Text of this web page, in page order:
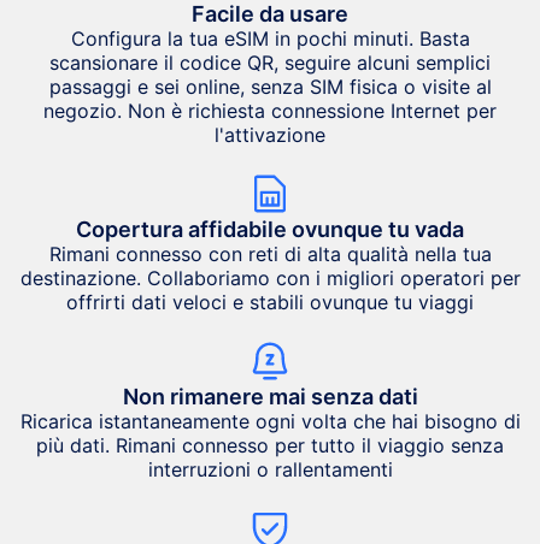
Facile da usare
Configura la tua eSIM in pochi minuti. Basta
scansionare il codice QR, seguire alcuni semplici
passaggi e sei online, senza SIM fisica o visite al
negozio. Non è richiesta connessione Internet per
l'attivazione
Copertura affidabile ovunque tu vada
Rimani connesso con reti di alta qualità nella tua
destinazione. Collaboriamo con i migliori operatori per
offrirti dati veloci e stabili ovunque tu viaggi
Non rimanere mai senza dati
Ricarica istantaneamente ogni volta che hai bisogno di
più dati. Rimani connesso per tutto il viaggio senza
interruzioni o rallentamenti